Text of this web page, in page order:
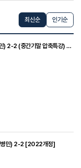
최신순 인기순
특급기출 영어 (동아 이병민) 2-2 (중간기말 압축특강) [2022개정]
병민) 2-2 [2022개정]